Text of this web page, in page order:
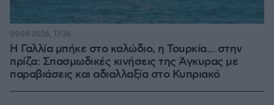
Η Γαλλία μπήκε στο καλώδιο, η Τουρκία... στην
πρίζα: Σπασμωδικές κινήσεις της Άγκυρας με
παραβιάσεις και αδιαλλαξία στο Κυπριακό
09.08.2026, 17:36